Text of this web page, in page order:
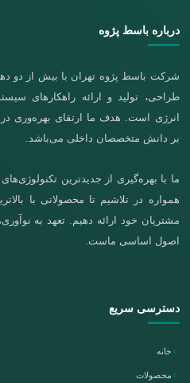
درباره باسط پژوه
شرکت باسط پژوه تهران با بیش از دو
طراحی، تولید و ارائه راهکارهای
انرژی است. هدف ما ارتقای بهره‌وری
بر دانش متخصصان داخلی می‌باشد.
ما با بهره‌گیری از جدیدترین
همواره در تلاشیم تا محصولاتی با
مشتریان خود ارائه دهیم. تعهد به
اصول اساسی ماست.
دسترسی سریع
خانه
محصولات